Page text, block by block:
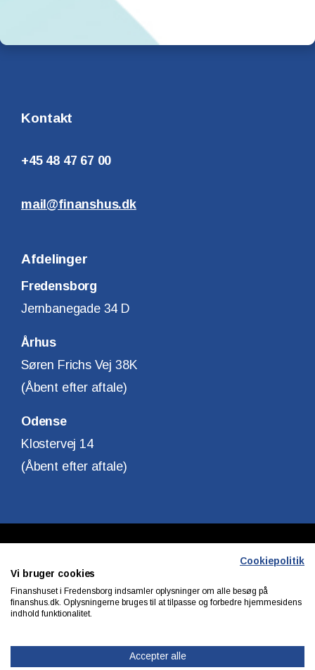
Kontakt
+45 48 47 67 00
mail@finanshus.dk
Afdelinger
Fredensborg
Jernbanegade 34 D
Århus
Søren Frichs Vej 38K
(Åbent efter aftale)
Odense
Klostervej 14
(Åbent efter aftale)
CVR. Nr. 10140315
Cookiepolitik
Vi bruger cookies
Finanshuset i Fredensborg indsamler oplysninger om alle besøg på
finanshus.dk. Oplysningerne bruges til at tilpasse og forbedre hjemmesidens
indhold funktionalitet.
Accepter alle